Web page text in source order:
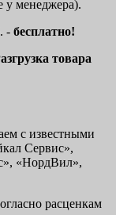
у менеджера).
- бесплатно!
товара
с известными
Сервис»,
«НордВил»,
расценкам